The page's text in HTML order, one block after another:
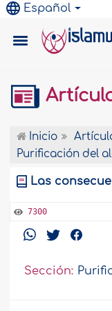
Español
Inicio
Purificación del
Las
7300
Sección: